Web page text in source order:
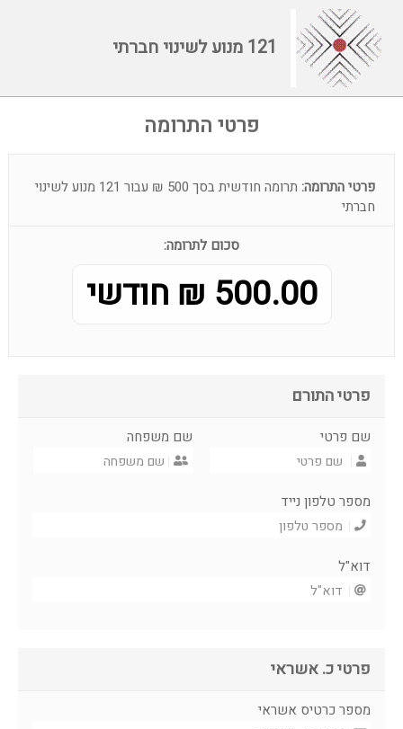
121 מנוע לשינוי חברתי
פרטי התרומה
פרטי התרומה:
תרומה חודשית בסך 500 ₪ עבור 121 מנוע לשינוי
חברתי
סכום לתרומה:
500.00 ₪ חודשי
פרטי התורם
שם פרטי שם משפחה
מספר טלפון נייד
דוא"ל
פרטי כ. אשראי
מספר כרטיס אשראי